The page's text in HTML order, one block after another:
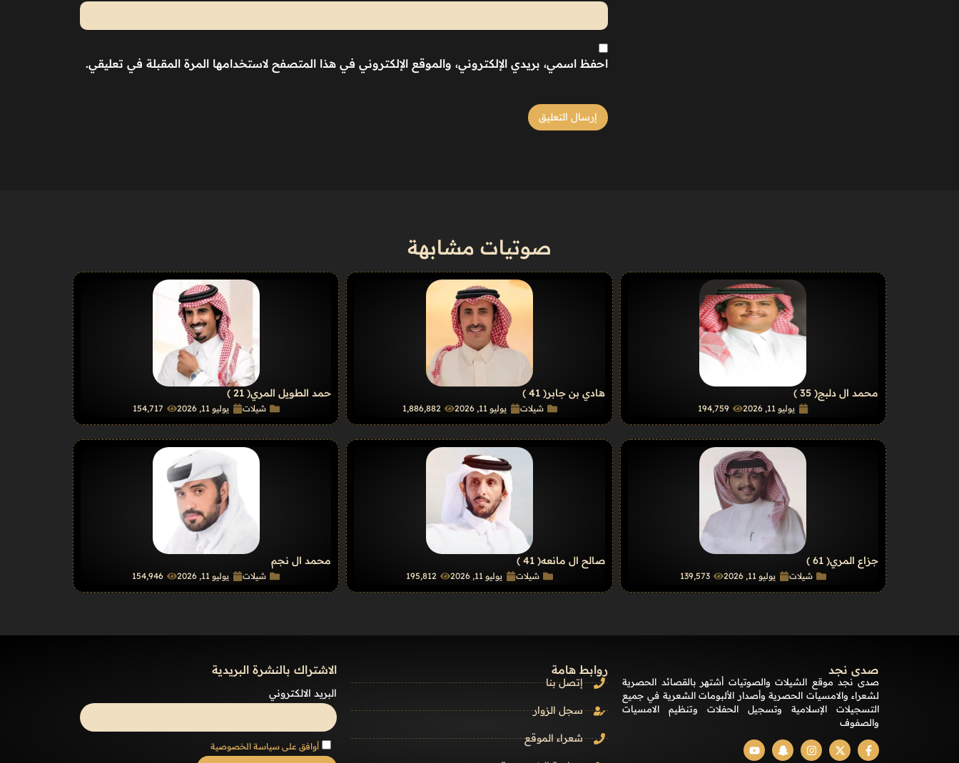
احفظ اسمي، بريدي الإلكتروني، والموقع الإلكتروني في هذا المتصفح لاستخدامها المرة المقبلة في تعليقي.
صوتيات مشابهة
محمد ال دلبج( 35 )
يوليو 11, 2026 194٬759
هادي بن جابر( 41 )
شيلات يوليو 11, 2026 1٬886٬882
حمد الطويل المري( 21 )
شيلات يوليو 11, 2026 154٬717
جزاع المري( 61 )
شيلات يوليو 11, 2026 139٬573
صالح ال مانعه( 41 )
شيلات يوليو 11, 2026 195٬812
محمد ال نجم
شيلات يوليو 11, 2026 154٬946
صدى نجد
صدى نجد موقع الشيلات والصوتيات أشتهر بالقصائد الحصرية
لشعراء والامسيات الحصرية وأصدار الألبومات الشعرية في جميع
التسجيلات الإسلامية وتسجيل الحفلات وتنظيم الامسيات
والصفوف
روابط هامة
إتصل بنا
سجل الزوار
شعراء الموقع
الاشتراك بالنشرة البريدية
البريد الالكتروني
أوافق على سياسة الخصوصية